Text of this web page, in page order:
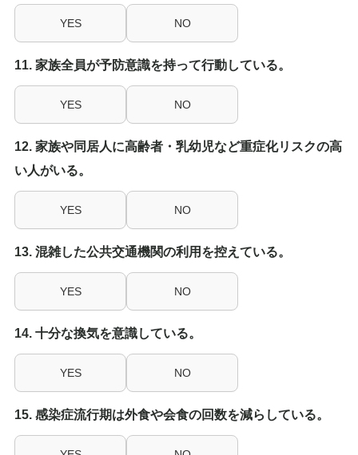
YES NO
11. 家族全員が予防意識を持って行動している。
YES NO
12. 家族や同居人に高齢者・乳幼児など重症化リスクの高
い人がいる。
YES NO
13. 混雑した公共交通機関の利用を控えている。
YES NO
14. 十分な換気を意識している。
YES NO
15. 感染症流行期は外食や会食の回数を減らしている。